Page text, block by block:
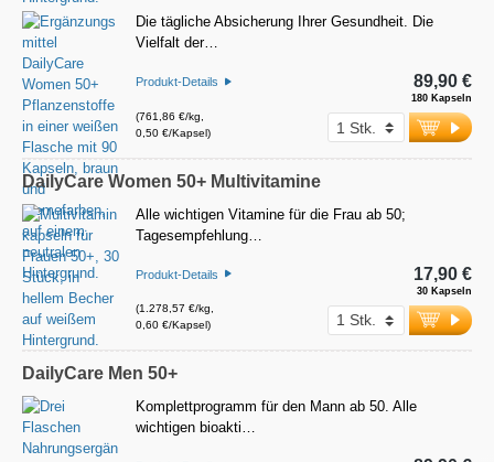
Die tägliche Absicherung Ihrer Gesundheit. Die
Vielfalt der…
Produkt-Details
(761,86 €/kg,
0,50 €/Kapsel)
180 Kapseln
89,90 €
DailyCare Women 50+ Multivitamine
Alle wichtigen Vitamine für die Frau ab 50;
Tagesempfehlung…
Produkt-Details
(1.278,57 €/kg,
0,60 €/Kapsel)
30 Kapseln
17,90 €
DailyCare Men 50+
Komplettprogramm für den Mann ab 50. Alle
wichtigen bioakti…